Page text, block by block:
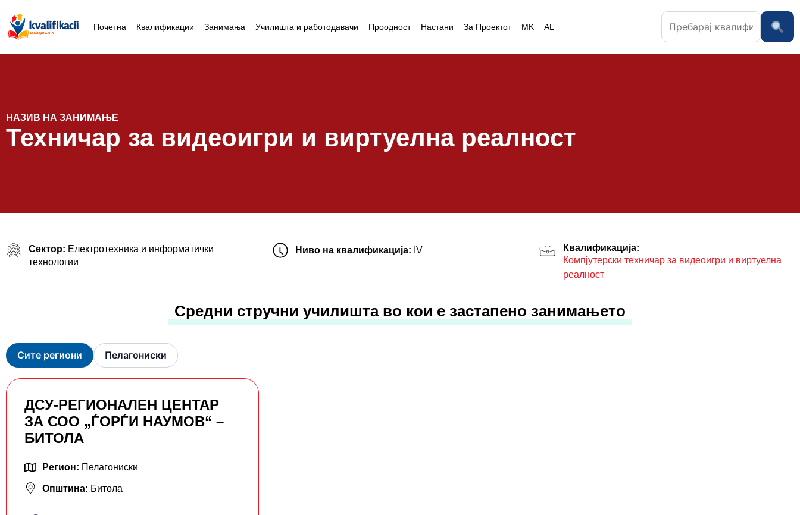
Почетна Квалификации Занимања Училишта и работодавачи Проодност Настани За Проектот MK AL
НАЗИВ НА ЗАНИМАЊЕ
Техничар за видеоигри и виртуелна реалност
Сектор: Електротехника и информатички
технологии
Ниво на квалификација: IV
Квалификација:
Компјутерски техничар за видеоигри и виртуелна
реалност
Средни стручни училишта во кои е застапено занимањето
Сите региони Пелагониски
ДСУ-РЕГИОНАЛЕН ЦЕНТАР
ЗА СОО „ЃОРЃИ НАУМОВ“ –
БИТОЛА
Регион: Пелагониски
Општина: Битола